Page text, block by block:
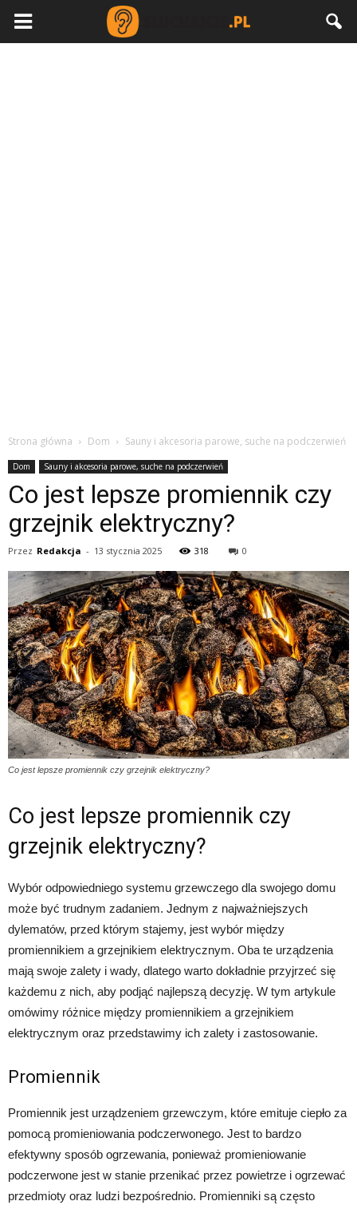
Strona główna Dom Sauny i akcesoria parowe, suche na podczerwień
Dom Sauny i akcesoria parowe, suche na podczerwień
Co jest lepsze promiennik czy
grzejnik elektryczny?
Przez Redakcja - 13 stycznia 2025 318 0
Co jest lepsze promiennik czy grzejnik elektryczny?
Co jest lepsze promiennik czy
grzejnik elektryczny?
Wybór odpowiedniego systemu grzewczego dla swojego domu
może być trudnym zadaniem. Jednym z najważniejszych
dylematów, przed którym stajemy, jest wybór między
promiennikiem a grzejnikiem elektrycznym. Oba te urządzenia
mają swoje zalety i wady, dlatego warto dokładnie przyjrzeć się
każdemu z nich, aby podjąć najlepszą decyzję. W tym artykule
omówimy różnice między promiennikiem a grzejnikiem
elektrycznym oraz przedstawimy ich zalety i zastosowanie.
Promiennik
Promiennik jest urządzeniem grzewczym, które emituje ciepło za
pomocą promieniowania podczerwonego. Jest to bardzo
efektywny sposób ogrzewania, ponieważ promieniowanie
podczerwone jest w stanie przenikać przez powietrze i ogrzewać
przedmioty oraz ludzi bezpośrednio. Promienniki są często